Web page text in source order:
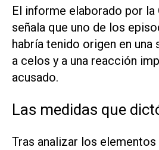
El informe elaborado por la
señala que uno de los
habría tenido origen en una
a celos y a una reacción
acusado.
Las medidas que
Tras analizar los